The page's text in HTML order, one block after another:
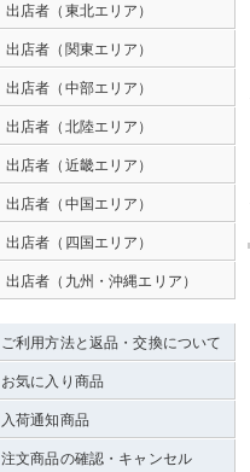
出店者（東北エリア）
出店者（関東エリア）
出店者（中部エリア）
出店者（北陸エリア）
出店者（近畿エリア）
出店者（中国エリア）
出店者（四国エリア）
出店者（九州・沖縄エリア）
ご利用方法と返品・交換について
お気に入り商品
入荷通知商品
注文商品の確認・キャンセル